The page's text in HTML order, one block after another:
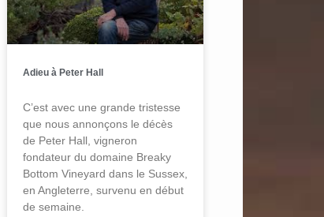
Adieu à Peter Hall
C’est avec une grande tristesse
que nous annonçons le décès
de Peter Hall, vigneron
fondateur du domaine Breaky
Bottom Vineyard dans le Sussex,
en Angleterre, survenu en début
de semaine.